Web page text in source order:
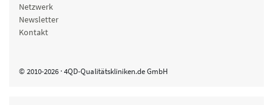
Netzwerk
Newsletter
Kontakt
© 2010-2026 · 4QD-Qualitätskliniken.de GmbH